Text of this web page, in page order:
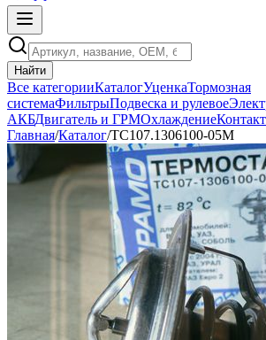
Найти
Все категорииКаталогУценкаТормозная
системаФильтрыПодвеска и рулевое
АКБДвигатель и ГРМОхлаждение
Главная/Каталог/ТС107.1306100-05М